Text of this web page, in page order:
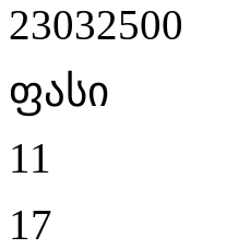
23032500
ფასი
11
17